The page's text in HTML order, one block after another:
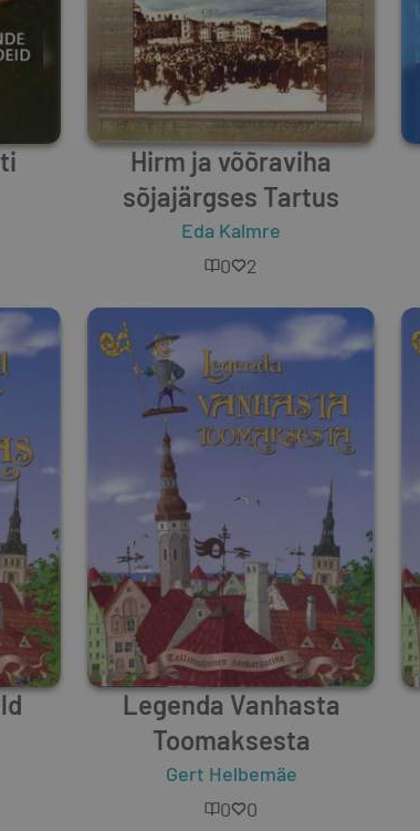
Hirm ja võõraviha
sõjajärgses Tartus
Eda Kalmre
0
2
Legenda Vanhasta
Toomaksesta
Gert Helbemäe
0
0